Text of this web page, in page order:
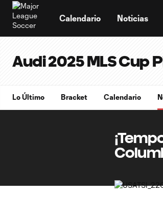
Calendario Noticias
Audi 2025 MLS Cup
Lo Último Bracket Calendario